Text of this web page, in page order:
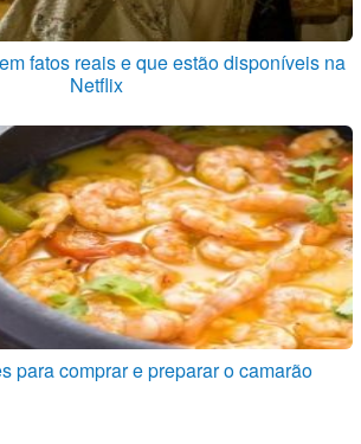
fatos reais e que estão disponíveis na
Netflix
para comprar e preparar o camarão